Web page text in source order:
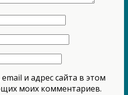
и адрес сайта в этом
моих комментариев.